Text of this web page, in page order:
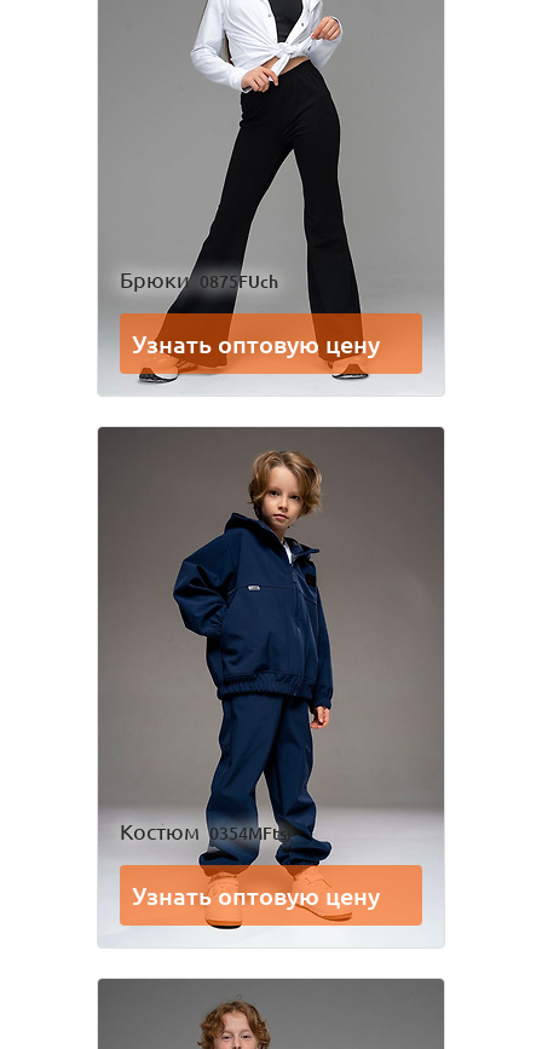
Одежда для взрослых
Боди Брюки
Костюм
Толстовка
Шорты
Брюки 0875FUch
Узнать оптовую цену
Костюм 0354MFtsi
Узнать оптовую цену